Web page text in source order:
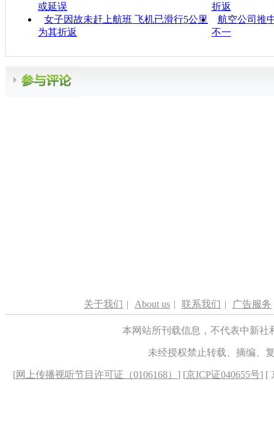
或延误
折返
女子因故未赶上航班 飞机已滑行5公里
为其折返
航空公司推
不一
关于我们 | About us | 联系我们 | 广告服务
本网站所刊载信息，不代表中新
未经授权禁止转载、摘编、
[网上传播视听节目许可证（0106168） ] [京ICP证040655号] [